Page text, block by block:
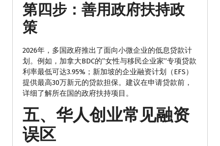
第四步：善用政府扶持政
策
2026年，多国政府推出了面向小微企业的低息贷款计
划。例如，加拿大BDC的”女性与移民企业家”专项贷款
利率最低可达3.95%；新加坡的企业融资计划（EFS）
提供最高30万新元的贷款担保。建议在申请贷款前，
详细了解所在国的政府扶持项目。
五、华人创业常见融资
误区